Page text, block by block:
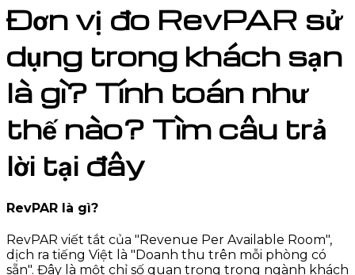
Đơn vị đo RevPAR sử
dụng trong khách sạn
là gì? Tính toán như
thế nào? Tìm câu trả
lời tại đây
RevPAR là gì?
RevPAR viết tắt của "Revenue Per Available Room",
dịch ra tiếng Việt là "Doanh thu trên mỗi phòng có
sẵn". Đây là một chỉ số quan trọng trong ngành khách